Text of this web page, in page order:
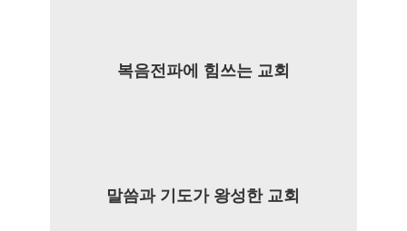
복음전파에 힘쓰는 교회
말씀과 기도가 왕성한 교회